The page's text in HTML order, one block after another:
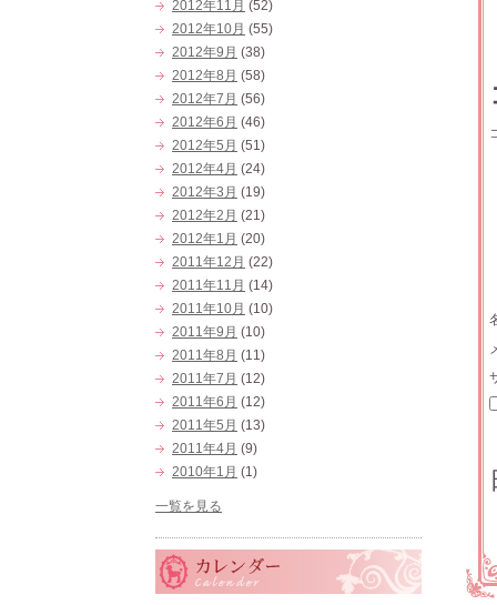
2012年11月 (52)
2012年10月 (55)
2012年9月 (38)
2012年8月 (58)
2012年7月 (56)
2012年6月 (46)
2012年5月 (51)
2012年4月 (24)
2012年3月 (19)
2012年2月 (21)
2012年1月 (20)
2011年12月 (22)
2011年11月 (14)
2011年10月 (10)
2011年9月 (10)
2011年8月 (11)
2011年7月 (12)
2011年6月 (12)
2011年5月 (13)
2011年4月 (9)
2010年1月 (1)
一覧を見る